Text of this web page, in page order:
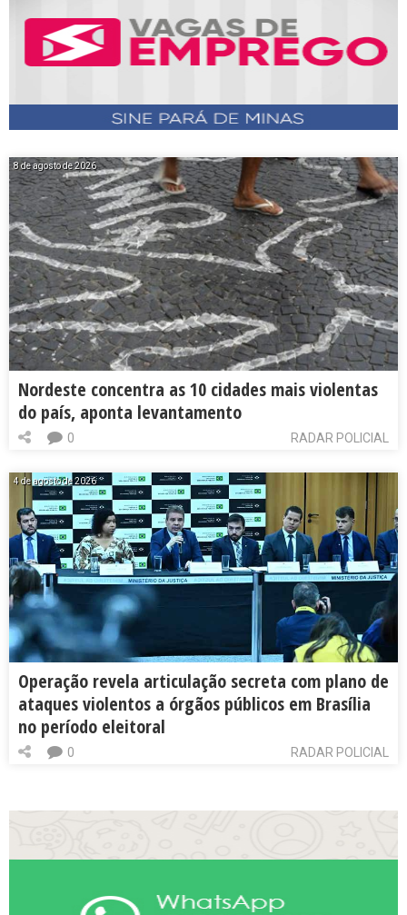
8 de agosto de 2026
Nordeste concentra as 10 cidades mais violentas
do país, aponta levantamento
RADAR POLICIAL
0
4 de agosto de 2026
Operação revela articulação secreta com plano de
ataques violentos a órgãos públicos em Brasília
no período eleitoral
RADAR POLICIAL
0